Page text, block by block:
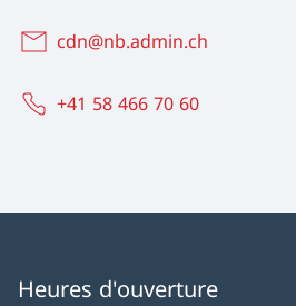
cdn@nb.admin.ch
+41 58 466 70 60
Heures d'ouverture